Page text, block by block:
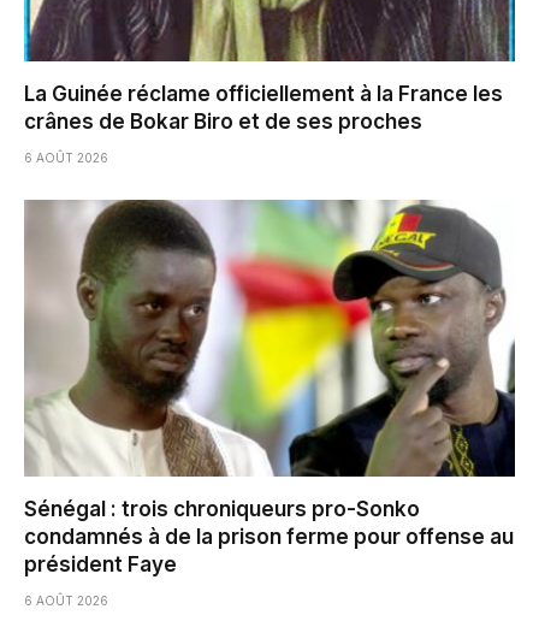
La Guinée réclame officiellement à la France les
crânes de Bokar Biro et de ses proches
6 AOÛT 2026
Sénégal : trois chroniqueurs pro-Sonko
condamnés à de la prison ferme pour offense au
président Faye
6 AOÛT 2026